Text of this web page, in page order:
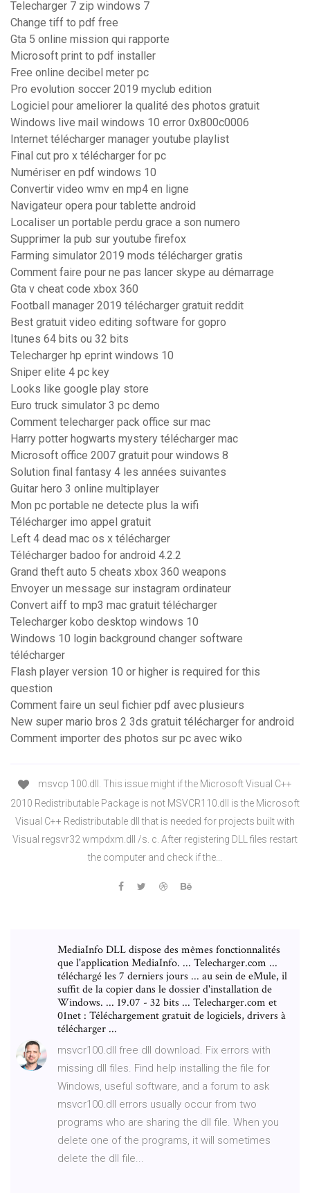
Telecharger 7 zip windows 7
Change tiff to pdf free
Gta 5 online mission qui rapporte
Microsoft print to pdf installer
Free online decibel meter pc
Pro evolution soccer 2019 myclub edition
Logiciel pour ameliorer la qualité des photos gratuit
Windows live mail windows 10 error 0x800c0006
Internet télécharger manager youtube playlist
Final cut pro x télécharger for pc
Numériser en pdf windows 10
Convertir video wmv en mp4 en ligne
Navigateur opera pour tablette android
Localiser un portable perdu grace a son numero
Supprimer la pub sur youtube firefox
Farming simulator 2019 mods télécharger gratis
Comment faire pour ne pas lancer skype au démarrage
Gta v cheat code xbox 360
Football manager 2019 télécharger gratuit reddit
Best gratuit video editing software for gopro
Itunes 64 bits ou 32 bits
Telecharger hp eprint windows 10
Sniper elite 4 pc key
Looks like google play store
Euro truck simulator 3 pc demo
Comment telecharger pack office sur mac
Harry potter hogwarts mystery télécharger mac
Microsoft office 2007 gratuit pour windows 8
Solution final fantasy 4 les années suivantes
Guitar hero 3 online multiplayer
Mon pc portable ne detecte plus la wifi
Télécharger imo appel gratuit
Left 4 dead mac os x télécharger
Télécharger badoo for android 4.2.2
Grand theft auto 5 cheats xbox 360 weapons
Envoyer un message sur instagram ordinateur
Convert aiff to mp3 mac gratuit télécharger
Telecharger kobo desktop windows 10
Windows 10 login background changer software
télécharger
Flash player version 10 or higher is required for this
question
Comment faire un seul fichier pdf avec plusieurs
New super mario bros 2 3ds gratuit télécharger for android
Comment importer des photos sur pc avec wiko
msvcp 100.dll. This issue might if the Microsoft Visual C++
2010 Redistributable Package is not MSVCR110.dll is the Microsoft
Visual C++ Redistributable dll that is needed for projects built with
Visual regsvr32 wmpdxm.dll /s. c. After registering DLL files restart
the computer and check if the...
MediaInfo DLL dispose des mêmes fonctionnalités
que l'application MediaInfo. ... Telecharger.com ...
téléchargé les 7 derniers jours ... au sein de eMule, il
suffit de la copier dans le dossier d'installation de
Windows. ... 19.07 - 32 bits ... Telecharger.com et
01net : Téléchargement gratuit de logiciels, drivers à
télécharger ...
msvcr100.dll free dll download. Fix errors with
missing dll files. Find help installing the file for
Windows, useful software, and a forum to ask
msvcr100.dll errors usually occur from two
programs who are sharing the dll file. When you
delete one of the programs, it will sometimes
delete the dll file...